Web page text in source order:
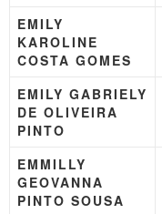
EMILY
KAROLINE
COSTA GOMES
EMILY GABRIELY
DE OLIVEIRA
PINTO
EMMILLY
GEOVANNA
PINTO SOUSA